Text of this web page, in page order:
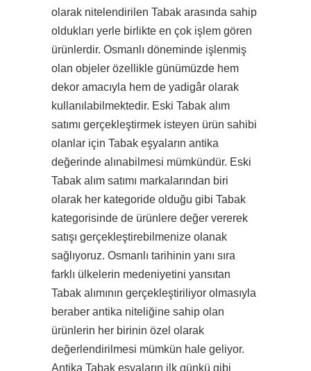
olarak nitelendirilen Tabak arasında sahip
oldukları yerle birlikte en çok işlem gören
ürünlerdir. Osmanlı döneminde işlenmiş
olan objeler özellikle günümüzde hem
dekor amacıyla hem de yadigâr olarak
kullanılabilmektedir. Eski Tabak alım
satımı gerçekleştirmek isteyen ürün sahibi
olanlar için Tabak eşyaların antika
değerinde alınabilmesi mümkündür. Eski
Tabak alım satımı markalarından biri
olarak her kategoride olduğu gibi Tabak
kategorisinde de ürünlere değer vererek
satışı gerçekleştirebilmenize olanak
sağlıyoruz. Osmanlı tarihinin yanı sıra
farklı ülkelerin medeniyetini yansıtan
Tabak alımının gerçekleştiriliyor olmasıyla
beraber antika niteliğine sahip olan
ürünlerin her birinin özel olarak
değerlendirilmesi mümkün hale geliyor.
Antika Tabak eşyaların ilk günkü gibi